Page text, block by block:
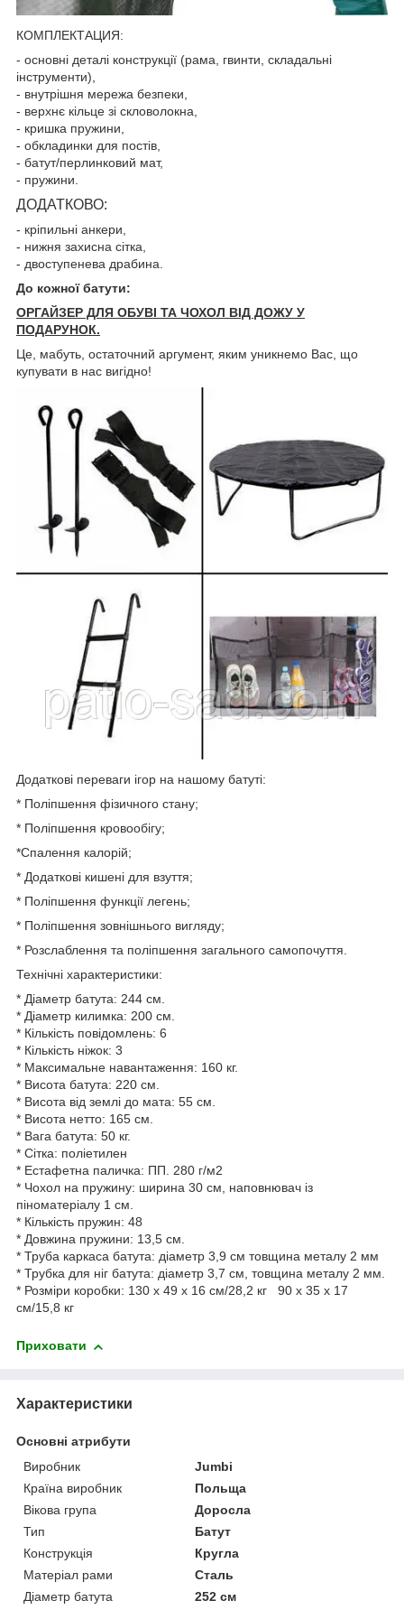
КОМПЛЕКТАЦИЯ:
- основні деталі конструкції (рама, гвинти, складальні
інструменти),
- внутрішня мережа безпеки,
- верхнє кільце зі скловолокна,
- кришка пружини,
- обкладинки для постів,
- батут/перлинковий мат,
- пружини.
ДОДАТКОВО:
- кріпильні анкери,
- нижня захисна сітка,
- двоступенева драбина.
До кожної батути:
ОРГАЙЗЕР ДЛЯ ОБУВІ ТА ЧОХОЛ ВІД ДОЖУ У
ПОДАРУНОК.
Це, мабуть, остаточний аргумент, яким уникнемо Вас, що
купувати в нас вигідно!
Додаткові переваги ігор на нашому батуті:
* Поліпшення фізичного стану;
* Поліпшення кровообігу;
*Спалення калорій;
* Додаткові кишені для взуття;
* Поліпшення функції легень;
* Поліпшення зовнішнього вигляду;
* Розслаблення та поліпшення загального самопочуття.
Технічні характеристики:
* Діаметр батута: 244 см.
* Діаметр килимка: 200 см.
* Кількість повідомлень: 6
* Кількість ніжок: 3
* Максимальне навантаження: 160 кг.
* Висота батута: 220 см.
* Висота від землі до мата: 55 см.
* Висота нетто: 165 см.
* Вага батута: 50 кг.
* Сітка: поліетилен
* Естафетна паличка: ПП. 280 г/м2
* Чохол на пружину: ширина 30 см, наповнювач із
піноматеріалу 1 см.
* Кількість пружин: 48
* Довжина пружини: 13,5 см.
* Труба каркаса батута: діаметр 3,9 см товщина металу 2 мм
* Трубка для ніг батута: діаметр 3,7 см, товщина металу 2 мм.
* Розміри коробки: 130 x 49 x 16 см/28,2 кг 90 x 35 x 17
см/15,8 кг
Приховати
Характеристики
Основні атрибути
Виробник
Jumbi
Країна виробник
Польща
Вікова група
Доросла
Тип
Батут
Конструкція
Кругла
Матеріал рами
Сталь
Діаметр батута
252 см